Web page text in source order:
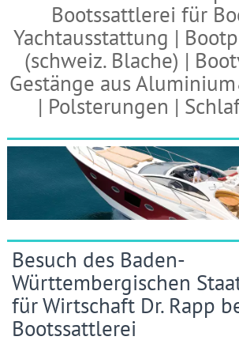
Bootssattlerei für
Yachtausstattung |
(schweiz. Blache) |
Gestänge aus
| Polsterungen |
Besuch des Baden-
Württembergischen
für Wirtschaft Dr. Rapp
Bootssattlerei